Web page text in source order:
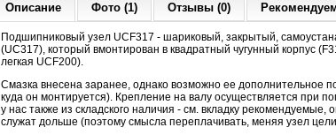
Описание Фото (1) Отзывы (0)
Подшипниковый узел UCF317 - шариковый, закрытый,
(UC317), который вмонтирован в квадратный чугунный корпус
легкая UCF200).
Смазка внесена заранее, однако возможно ее дополнительное
куда он монтируется). Крепление на валу осуществляется при
у нас также из складского наличия - см. вкладку
служат дольше (поэтому смысла переплачивать, меняя узел